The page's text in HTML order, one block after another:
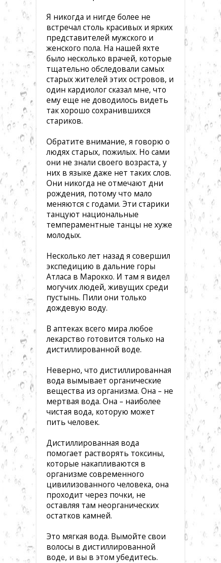
Я никогда и нигде более не
встречал столь красивых и ярких
представителей мужского и
женского пола. На нашей яхте
было несколько врачей, которые
тщательно обследовали самых
старых жителей этих островов, и
один кардиолог сказал мне, что
ему еще не доводилось видеть
так хорошо сохранившихся
стариков.
Обратите внимание, я говорю о
людях старых, пожилых. Но сами
они не знали своего возраста, у
них в языке даже нет таких слов.
Они никогда не отмечают дни
рождения, потому что мало
меняются с годами. Эти старики
танцуют национальные
темпераментные танцы не хуже
молодых.
Несколько лет назад я совершил
экспедицию в дальние горы
Атласа в Марокко. И там я видел
могучих людей, живущих среди
пустынь. Пили они только
дождевую воду.
В аптеках всего мира любое
лекарство готовится только на
дистиллированной воде.
Неверно, что дистиллированная
вода вымывает органические
вещества из организма. Она – не
мертвая вода. Она – наиболее
чистая вода, которую может
пить человек.
Дистиллированная вода
помогает растворять токсины,
которые накапливаются в
организме современного
цивилизованного человека, она
проходит через почки, не
оставляя там неорганических
остатков камней.
Это мягкая вода. Вымойте свои
волосы в дистиллированной
воде, и вы в этом убедитесь.